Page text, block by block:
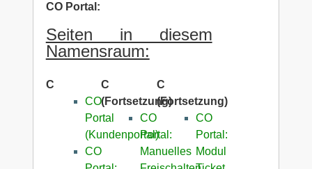
CO Portal:
Seiten in diesem
Namensraum:
C
CO
Portal
(Kundenportal)
CO
C
(Fortsetzung)
CO
Portal:
Manuelles
C
(Fortsetzung)
CO
Portal:
Modul